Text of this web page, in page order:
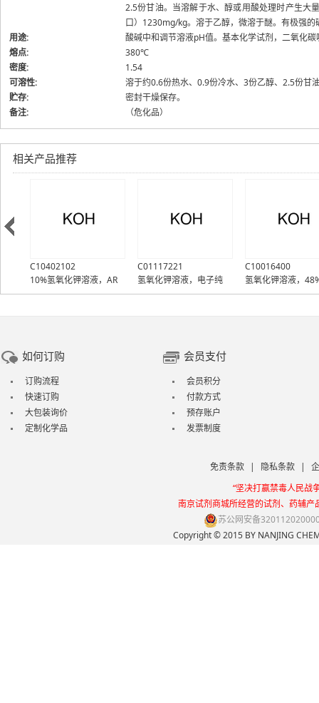
2.5份甘油。当溶解于水、醇或用酸处理时产生大
口）1230mg/kg。溶于乙醇，微溶于醚。有极强
用途:
酸碱中和调节溶液pH值。基本化学试剂，二氧化
熔点:
380℃
密度:
1.54
可溶性:
溶于约0.6份热水、0.9份冷水、3份乙醇、2.5份甘
贮存:
密封干燥保存。
备注:
（危化品）
相关产品推荐
C10402102
10%氢氧化钾溶液，AR
C01117221
氢氧化钾溶液，电子纯
C10016400
氢氧化钾溶液，
如何订购
订购流程
快速订购
大包装询价
定制化学品
会员支付
会员积分
付款方式
预存账户
发票制度
免责条款 | 隐私条款 |
“坚决打赢禁毒人民战
南京试剂商城所经营的试剂、药辅
苏公网安备
Copyright © 2015 BY NANJING